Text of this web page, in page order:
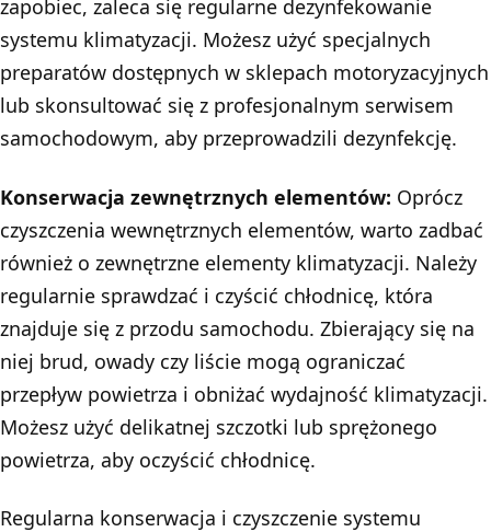
zapobiec, zaleca się regularne dezynfekowanie
systemu klimatyzacji. Możesz użyć specjalnych
preparatów dostępnych w sklepach motoryzacyjnych
lub skonsultować się z profesjonalnym serwisem
samochodowym, aby przeprowadzili dezynfekcję.
Konserwacja zewnętrznych elementów: Oprócz
czyszczenia wewnętrznych elementów, warto zadbać
również o zewnętrzne elementy klimatyzacji. Należy
regularnie sprawdzać i czyścić chłodnicę, która
znajduje się z przodu samochodu. Zbierający się na
niej brud, owady czy liście mogą ograniczać
przepływ powietrza i obniżać wydajność klimatyzacji.
Możesz użyć delikatnej szczotki lub sprężonego
powietrza, aby oczyścić chłodnicę.
Regularna konserwacja i czyszczenie systemu